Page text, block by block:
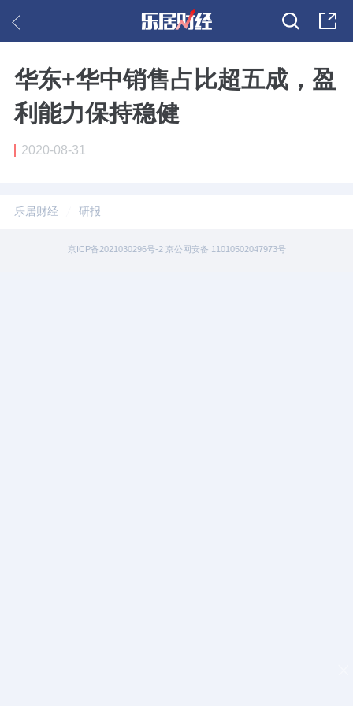
华东+华中销售占比超五成，盈
利能力保持稳健
2020-08-31
乐居财经 研报
京ICP备2021030296号-2 京公网安备 11010502047973号